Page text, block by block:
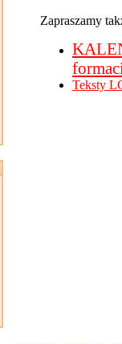
Zapraszamy
Teksty